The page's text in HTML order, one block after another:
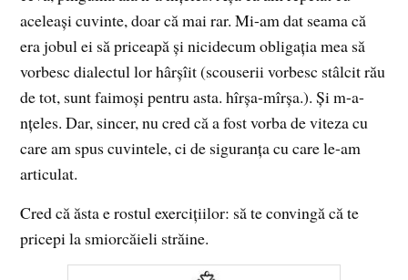
aceleaşi cuvinte, doar că mai rar. Mi-am dat seama că
era jobul ei să priceapă şi nicidecum obligaţia mea să
vorbesc dialectul lor hârşîit (scouserii vorbesc stâlcit rău
de tot, sunt faimoşi pentru asta. hîrşa-mîrşa.). Şi m-a-
nţeles. Dar, sincer, nu cred că a fost vorba de viteza cu
care am spus cuvintele, ci de siguranţa cu care le-am
articulat.
Cred că ăsta e rostul exerciţiilor: să te convingă că te
pricepi la smiorcăieli străine.